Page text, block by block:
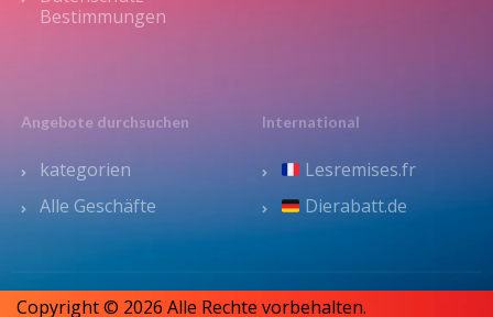
Bestimmungen
Angebote durchsuchen
kategorien
Alle Geschäfte
International
Lesremises.fr
Dierabatt.de
Copyright © 2026 Alle Rechte vorbehalten.